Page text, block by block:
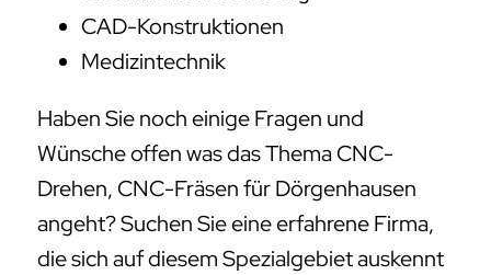
CAD-Konstruktionen
Medizintechnik
Haben Sie noch einige Fragen und
Wünsche offen was das Thema CNC-
Drehen, CNC-Fräsen für Dörgenhausen
angeht? Suchen Sie eine erfahrene Firma,
die sich auf diesem Spezialgebiet auskennt